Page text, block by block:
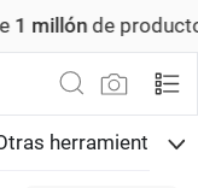
de productos.
herramientas